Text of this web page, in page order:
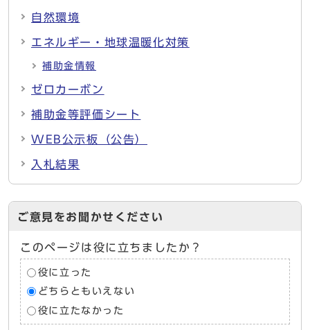
自然環境
エネルギー・地球温暖化対策
補助金情報
ゼロカーボン
補助金等評価シート
WEB公示板（公告）
入札結果
ご意見をお聞かせください
このページは役に立ちましたか？
役に立った
どちらともいえない
役に立たなかった